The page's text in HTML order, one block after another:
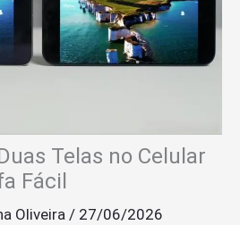
Telas no Celular
Fácil
Oliveira / 27/06/2026